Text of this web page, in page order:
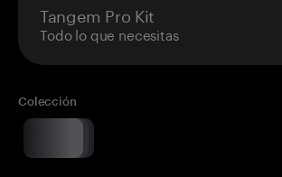
Tangem Pro Kit
Todo lo que necesitas
Colección